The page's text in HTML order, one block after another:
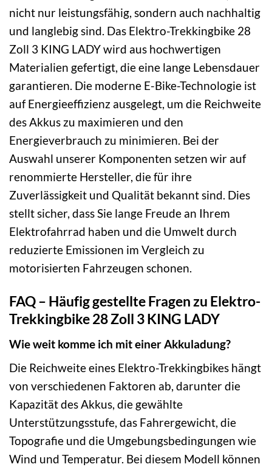
nicht nur leistungsfähig, sondern auch nachhaltig
und langlebig sind. Das Elektro-Trekkingbike 28
Zoll 3 KING LADY wird aus hochwertigen
Materialien gefertigt, die eine lange Lebensdauer
garantieren. Die moderne E-Bike-Technologie ist
auf Energieeffizienz ausgelegt, um die Reichweite
des Akkus zu maximieren und den
Energieverbrauch zu minimieren. Bei der
Auswahl unserer Komponenten setzen wir auf
renommierte Hersteller, die für ihre
Zuverlässigkeit und Qualität bekannt sind. Dies
stellt sicher, dass Sie lange Freude an Ihrem
Elektrofahrrad haben und die Umwelt durch
reduzierte Emissionen im Vergleich zu
motorisierten Fahrzeugen schonen.
FAQ – Häufig gestellte Fragen zu Elektro-
Trekkingbike 28 Zoll 3 KING LADY
Wie weit komme ich mit einer Akkuladung?
Die Reichweite eines Elektro-Trekkingbikes hängt
von verschiedenen Faktoren ab, darunter die
Kapazität des Akkus, die gewählte
Unterstützungsstufe, das Fahrergewicht, die
Topografie und die Umgebungsbedingungen wie
Wind und Temperatur. Bei diesem Modell können